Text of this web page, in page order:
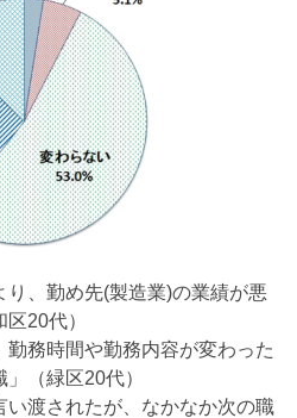
り、勤め先(製造業)の業績が悪
20代）
勤務時間や勤務内容が変わった
（緑区20代）
い渡されたが、なかなか次の職